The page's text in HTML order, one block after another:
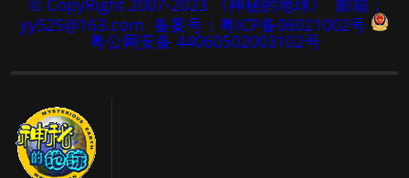
© CopyRight 2007-2023 《神秘的地球》
邮箱：
yy525@163.com 备案号：粤ICP备06021002号
粤公网安备 44060502003102号